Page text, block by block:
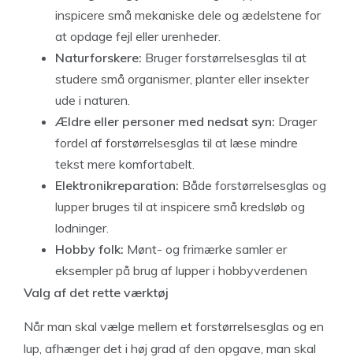
inspicere små mekaniske dele og ædelstene for
at opdage fejl eller urenheder.
Naturforskere: Bruger forstørrelsesglas til at
studere små organismer, planter eller insekter
ude i naturen.
Ældre eller personer med nedsat syn: Drager
fordel af forstørrelsesglas til at læse mindre
tekst mere komfortabelt.
Elektronikreparation: Både forstørrelsesglas og
lupper bruges til at inspicere små kredsløb og
lodninger.
Hobby folk: Mønt- og frimærke samler er
eksempler på brug af lupper i hobbyverdenen
Valg af det rette værktøj
Når man skal vælge mellem et forstørrelsesglas og en
lup, afhænger det i høj grad af den opgave, man skal